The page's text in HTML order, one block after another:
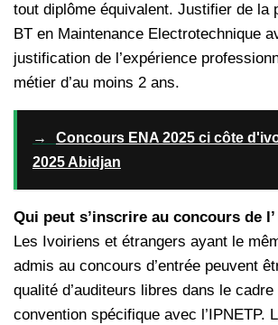
tout diplôme équivalent. Justifier de la
BT en Maintenance Electrotechnique
justification de l’expérience
métier d’au moins 2 ans.
→
Concours ENA 2025 ci côte
2025 Abidjan
Qui peut s’inscrire au concours de l’
Les Ivoiriens et étrangers ayant le
admis au concours d’entrée peuvent
qualité d’auditeurs libres dans le cadre
convention spécifique avec l’IPNETP.